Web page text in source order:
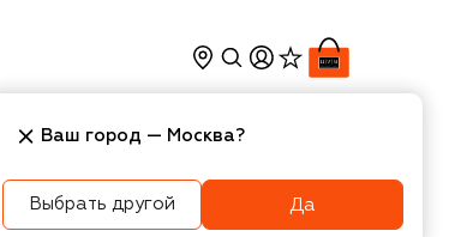
Косметика Интерьер
Ваш город — Москва?
Выбрать другой Да